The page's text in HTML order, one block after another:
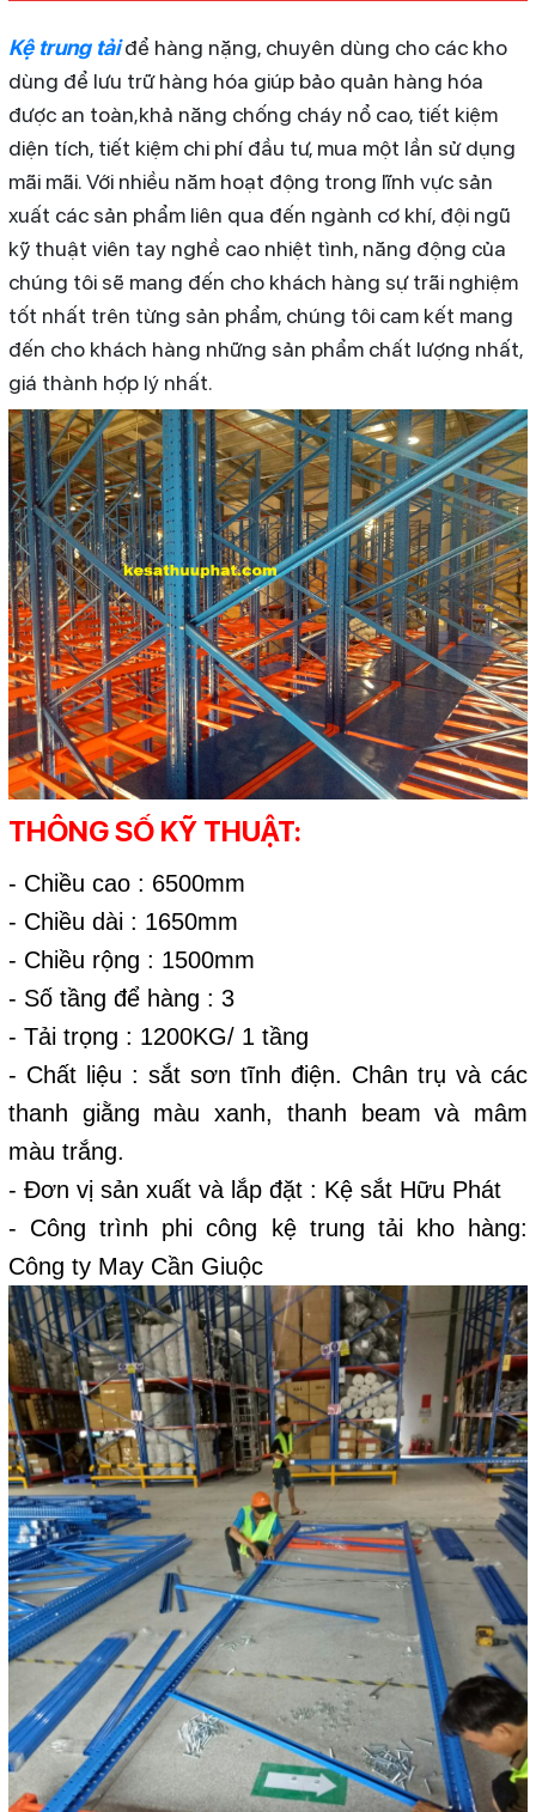
Kệ trung tảiđể hàng nặng, chuyên dùng cho các kho
dùng để lưu trữ hàng hóa giúp bảo quản hàng hóa
được an toàn,khả năng chống cháy nổ cao, tiết kiệm
diện tích, tiết kiệm chi phí đầu tư, mua một lần sử dụng
mãi mãi. Với nhiều năm hoạt động trong lĩnh vực sản
xuất các sản phẩm liên qua đến ngành cơ khí, đội ngũ
kỹ thuật viên tay nghề cao nhiệt tình, năng động của
chúng tôi sẽ mang đến cho khách hàng sự trãi nghiệm
tốt nhất trên từng sản phẩm, chúng tôi cam kết mang
đến cho khách hàng những sản phẩm chất lượng nhất,
giá thành hợp lý nhất.
THÔNG SỐ KỸ THUẬT:
- Chiều cao : 6500mm
- Chiều dài : 1650mm
- Chiều rộng : 1500mm
- Số tầng để hàng : 3
- Tải trọng : 1200KG/ 1 tầng
- Chất liệu : sắt sơn tĩnh điện. Chân trụ và các
thanh giằng màu xanh, thanh beam và mâm
màu trắng.
- Đơn vị sản xuất và lắp đặt : Kệ sắt Hữu Phát
- Công trình phi công kệ trung tải kho hàng:
Công ty May Cần Giuộc